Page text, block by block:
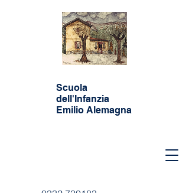
Scuola
dell'Infanzia
Emilio Alemagna